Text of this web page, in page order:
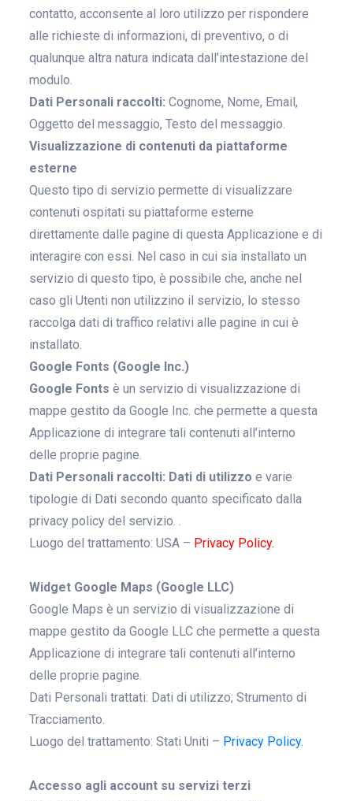
contatto, acconsente al loro utilizzo per rispondere
alle richieste di informazioni, di preventivo, o di
qualunque altra natura indicata dall’intestazione del
modulo.
Dati Personali raccolti: Cognome, Nome, Email,
Oggetto del messaggio, Testo del messaggio.
Visualizzazione di contenuti da piattaforme
esterne
Questo tipo di servizio permette di visualizzare
contenuti ospitati su piattaforme esterne
direttamente dalle pagine di questa Applicazione e di
interagire con essi. Nel caso in cui sia installato un
servizio di questo tipo, è possibile che, anche nel
caso gli Utenti non utilizzino il servizio, lo stesso
raccolga dati di traffico relativi alle pagine in cui è
installato.
Google Fonts (Google Inc.)
Google Fonts è un servizio di visualizzazione di
mappe gestito da Google Inc. che permette a questa
Applicazione di integrare tali contenuti all’interno
delle proprie pagine.
Dati Personali raccolti: Dati di utilizzo e varie
tipologie di Dati secondo quanto specificato dalla
privacy policy del servizio. .
Luogo del trattamento: USA – Privacy Policy.
Widget Google Maps (Google LLC)
Google Maps è un servizio di visualizzazione di
mappe gestito da Google LLC che permette a questa
Applicazione di integrare tali contenuti all’interno
delle proprie pagine.
Dati Personali trattati: Dati di utilizzo; Strumento di
Tracciamento.
Luogo del trattamento: Stati Uniti – Privacy Policy.
Accesso agli account su servizi terzi